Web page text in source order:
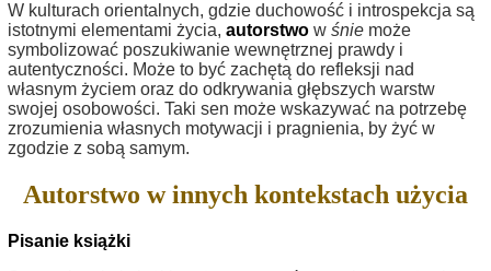
W kulturach orientalnych, gdzie duchowość i introspekcja są
istotnymi elementami życia, autorstwo w śnie może
symbolizować poszukiwanie wewnętrznej prawdy i
autentyczności. Może to być zachętą do refleksji nad
własnym życiem oraz do odkrywania głębszych warstw
swojej osobowości. Taki sen może wskazywać na potrzebę
zrozumienia własnych motywacji i pragnienia, by żyć w
zgodzie z sobą samym.
Autorstwo w innych kontekstach użycia
Pisanie książki